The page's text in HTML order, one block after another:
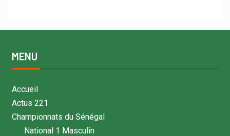
MENU
Accueil
Actus 221
Championnats du Sénégal
National 1 Masculin